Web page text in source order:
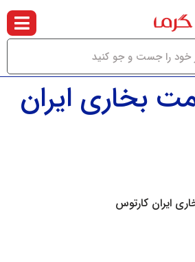
بخاری ایران
ایران کارتوس